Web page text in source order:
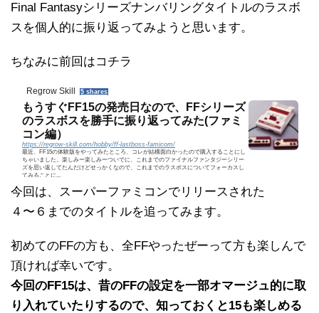
Final Fantasyシリーズナンバリングタイトルのラスボ
スを個人的に振り返ってみようと思います。
ちなみに前回はコチラ
Regrow Skill 5 shares
もうすぐFF15の発売日なので、FFシリーズ
のラスボスを勝手に振り返ってみた(ファミ
コン編）
https://regrow-skill.com/hobby/ff-lastboss-famicom/
最近、FF15の体験版をやってみたところ、コレが結構面白かったので購入することにし
ちゃいました。楽しみー楽しみーついでに、これまでのファイナルファンタジーシリー
ズを思い返してたんだけどせっかくなので、これまでのラスボスについてフォーカスし
てみることに...
今回は、スーパーファミコンでリリースされた
４〜６までのタイトルを追ってみます。
初めてのFFの方も、全FFやったぜーって方も楽しんで
頂ければ幸いです。
今回のFF15は、昔のFFの設定を一部オマージュ的に取
り入れていたりするので、知っておくと15も楽しめる